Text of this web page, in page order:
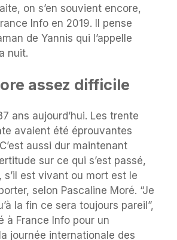
on s’en souvient encore,
Info en 2019. Il pense
de Yannis qui l’appelle
nuit.
assez difficile
ans aujourd’hui. Les trente
avaient été éprouvantes
aussi dur maintenant
sur ce qui s’est passé,
s’il est vivant ou mort est le
selon Pascaline Moré. “Je
la fin ce sera toujours pareil”,
à France Info pour un
journée internationale des